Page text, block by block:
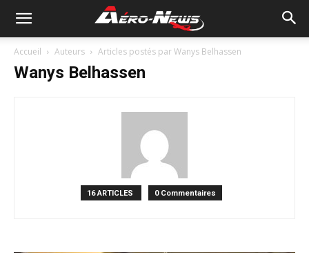
Accueil Auteurs Articles postés par Wanys Belhassen
Wanys Belhassen
16 ARTICLES 0 Commentaires